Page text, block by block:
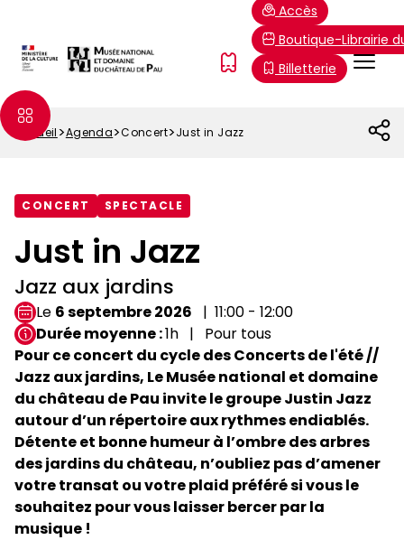
contenu
principal
Menu
FR
Accès
Boutique-Librairie
Billetterie
Fil
Accueil Agenda Concert Just in Jazz
CONCERT SPECTACLE
Just in Jazz
Jazz aux jardins
Le 6 septembre 2026
11:00 - 12:00
Durée moyenne 1h
Pour tous
Pour ce concert du cycle des Concerts de l'été //
Jazz aux jardins, Le Musée national et domaine
du château de Pau invite le groupe Justin Jazz
autour d’un répertoire aux rythmes endiablés.
Détente et bonne humeur à l’ombre des arbres
des jardins du château, n’oubliez pas d’amener
votre transat ou votre plaid préféré si vous le
souhaitez pour vous laisser bercer par la
musique !